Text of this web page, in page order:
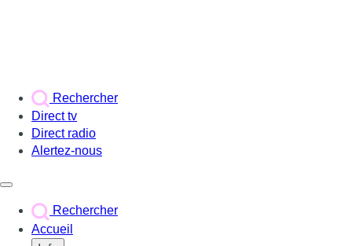
Rechercher
Direct tv
Direct radio
Alertez-nous
Rechercher
Accueil